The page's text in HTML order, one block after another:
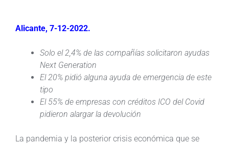
Alicante, 7-12-2022.
Solo el 2,4% de las compañías solicitaron ayudas
Next Generation
El 20% pidió alguna ayuda de emergencia de este
tipo
El 55% de empresas con créditos ICO del Covid
pidieron alargar la devolución
La pandemia y la posterior crisis económica que se